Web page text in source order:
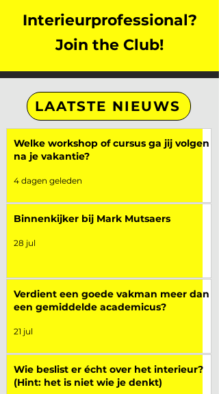
Interieurprofessional?
Join the Club!
LAATSTE NIEUWS
Welke workshop of cursus ga jij volgen
na je vakantie?
4 dagen geleden
Binnenkijker bij Mark Mutsaers
28 jul
Verdient een goede vakman meer dan
een gemiddelde academicus?
21 jul
Wie beslist er écht over het interieur?
(Hint: het is niet wie je denkt)